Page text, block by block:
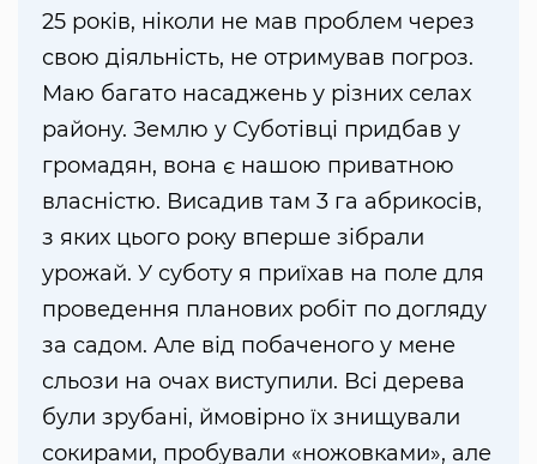
25 років, ніколи не мав проблем через
свою діяльність, не отримував погроз.
Маю багато насаджень у різних селах
району. Землю у Суботівці придбав у
громадян, вона є нашою приватною
власністю. Висадив там 3 га абрикосів,
з яких цього року вперше зібрали
урожай. У суботу я приїхав на поле для
проведення планових робіт по догляду
за садом. Але від побаченого у мене
сльози на очах виступили. Всі дерева
були зрубані, ймовірно їх знищували
сокирами, пробували «ножовками», але